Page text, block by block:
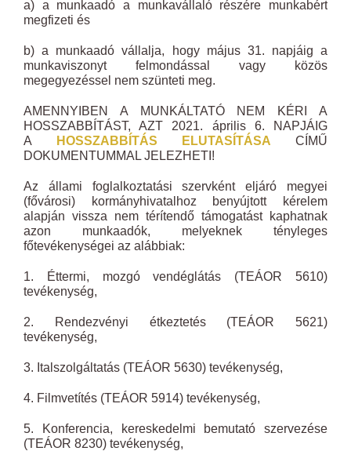
a) a munkaadó a munkavállaló részére munkabért
megfizeti és
b) a munkaadó vállalja, hogy május 31. napjáig a
munkaviszonyt felmondással vagy közös
megegyezéssel nem szünteti meg.
AMENNYIBEN A MUNKÁLTATÓ NEM KÉRI A
HOSSZABBÍTÁST, AZT 2021. április 6. NAPJÁIG
A
HOSSZABBÍTÁS ELUTASÍTÁSA CÍMŰ
DOKUMENTUMMAL JELEZHETI!
Az állami foglalkoztatási szervként eljáró megyei
(fővárosi) kormányhivatalhoz benyújtott kérelem
alapján vissza nem térítendő támogatást kaphatnak
azon munkaadók, melyeknek tényleges
főtevékenységei az alábbiak:
1. Éttermi, mozgó vendéglátás (TEÁOR 5610)
tevékenység,
2. Rendezvényi étkeztetés (TEÁOR 5621)
tevékenység,
3. Italszolgáltatás (TEÁOR 5630) tevékenység,
4. Filmvetítés (TEÁOR 5914) tevékenység,
5. Konferencia, kereskedelmi bemutató szervezése
(TEÁOR 8230) tevékenység,